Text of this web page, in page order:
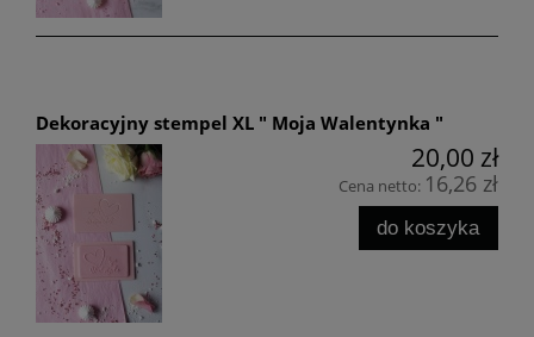
Dekoracyjny stempel XL " Moja Walentynka "
20,00 zł
Cena netto: 16,26 zł
do koszyka